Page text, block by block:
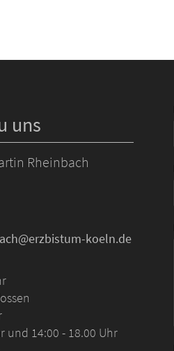
uns
Rheinbach
koeln.de
und 14:00 - 18.00 Uhr